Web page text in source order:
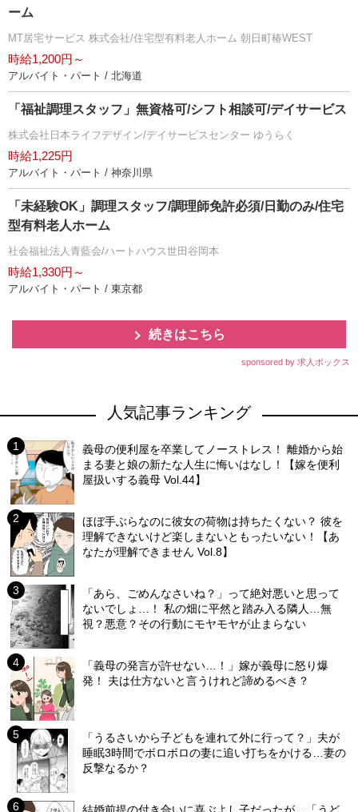
ーム
MT居宅サービス 株式会社/住宅型有料老人ホーム 朝日町椿WEST
時給1,200円～
アルバイト・パート / 北海道
「福祉調理スタッフ」無資格可/シフト相談可/デイサービス
株式会社日本ライフデザイン/デイサービスセンター ゆうらく
時給1,225円
アルバイト・パート / 神奈川県
「未経験OK」調理スタッフ/調理師免許必須/日勤のみ/住宅
型有料老人ホーム
社会福祉法人青藍会/ハートハウス世田谷岡本
時給1,330円～
アルバイト・パート / 東京都
続きはこちら
sponsored by 求人ボックス
人気記事ランキング
義母の便利屋を卒業してノーストレス！ 離婚から始
まる妻と娘の新たな人生に悔いはなし！【嫁を便利
屋扱いする義母 Vol.44】
ほぼ手ぶらなのに彼女の荷物は持ちたくない？ 彼を
理解できないけど楽しまないともったいない！【あ
なたが理解できません Vol.8】
「あら、ごめんなさいね？」って絶対悪いと思って
ないでしょ…！ 私の畑に平然と踏み入る隣人…無
視？悪意？その行動にモヤモヤが止まらない
「義母の発言が許せない…！」嫁が義母に怒り爆
発！ 夫は仕方ないと言うけれど諦めるべき？
「うるさいから子どもを連れて外に行って？」夫が
睡眠3時間でボロボロの妻に追い打ちをかける…妻の
反撃なるか？